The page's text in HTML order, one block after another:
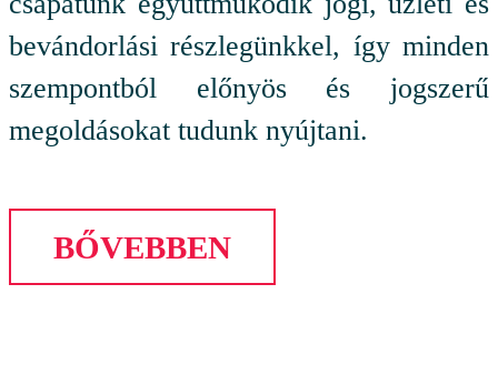
bevándorlási részlegünkkel, így minden
szempontból előnyös és jogszerű
megoldásokat tudunk nyújtani.
BŐVEBBEN